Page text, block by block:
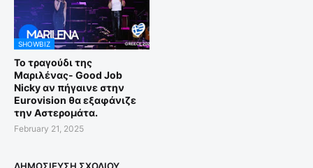
SHOWBIZ
Το τραγούδι της
Μαριλένας- Good Job
Nicky αν πήγαινε στην
Eurovision θα εξαφάνιζε
την Αστερομάτα.
February 21, 2025